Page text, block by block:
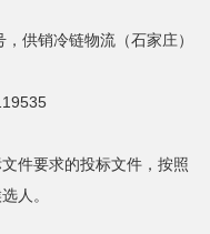
供销冷链物流（石家庄）
件要求的投标文件，按照
人。